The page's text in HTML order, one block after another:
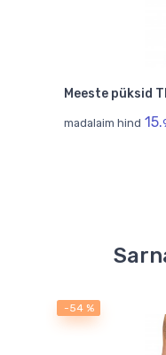
Meeste püksid
madalaim hind 15.
-54 %